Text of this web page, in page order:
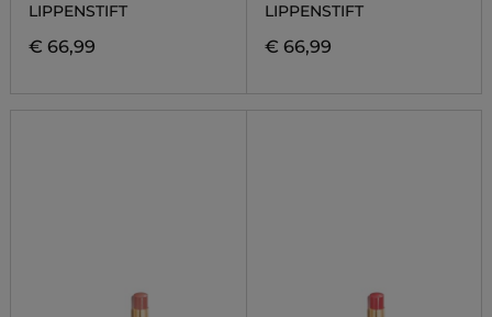
LIPPENSTIFT
€ 66,99
LIPPENSTIFT
€ 66,99